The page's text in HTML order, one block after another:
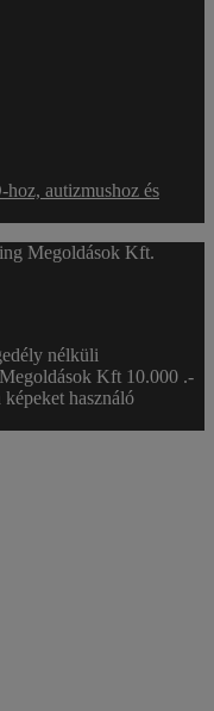
autizmushoz és
Megoldások Kft.
nélküli
Kft 10.000 .-
használó